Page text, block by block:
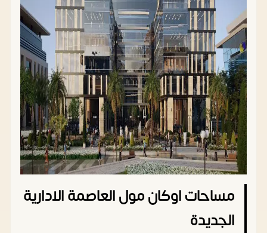
مساحات اوكان مول العاصمة الادارية
الجديدة